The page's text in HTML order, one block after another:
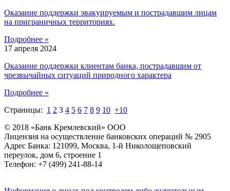
Оказание поддержки эвакуируемым и пострадавшим лицам
на приграничных территориях.
Подробнее »
17 апреля 2024
Оказание поддержки клиентам банка, пострадавшим от
чрезвычайных ситуаций природного характера
Подробнее »
Страницы: 1 2 3 4 5 6 7 8 9 10 +10
© 2018 «Банк Кремлевский» ООО
Лицензия на осуществление банковских операций № 2905
Адрес Банка: 121099, Москва, 1-й Николощеповский
переулок, дом 6, строение 1
Телефон: +7 (499) 241-88-14